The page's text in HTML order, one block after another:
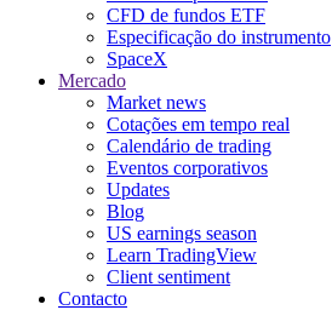
CFD de fundos ETF
Especificação do instrumento
SpaceX
Mercado
Market news
Cotações em tempo real
Calendário de trading
Eventos corporativos
Updates
Blog
US earnings season
Learn TradingView
Client sentiment
Contacto